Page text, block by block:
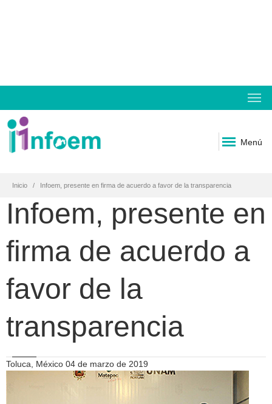
Menú
Inicio Infoem, presente en firma de acuerdo a favor de la transparencia
Infoem, presente en
firma de acuerdo a
favor de la
transparencia
Toluca, México 04 de marzo de 2019